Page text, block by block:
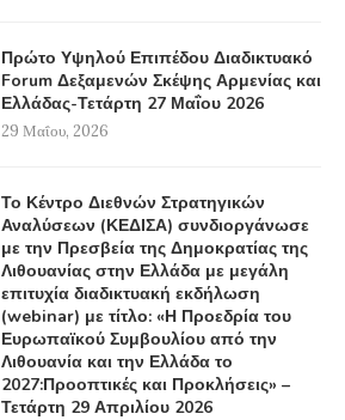
Πρώτο Υψηλού Επιπέδου Διαδικτυακό
Forum Δεξαμενών Σκέψης Αρμενίας και
Ελλάδας-Τετάρτη 27 Μαΐου 2026
29 Μαΐου, 2026
Το Κέντρο Διεθνών Στρατηγικών
Αναλύσεων (ΚΕΔΙΣΑ) συνδιοργάνωσε
με την Πρεσβεία της Δημοκρατίας της
Λιθουανίας στην Ελλάδα με μεγάλη
επιτυχία διαδικτυακή εκδήλωση
(webinar) με τίτλο: «Η Προεδρία του
Ευρωπαϊκού Συμβουλίου από την
Λιθουανία και την Ελλάδα το
2027:Προοπτικές και Προκλήσεις» –
Τετάρτη 29 Απριλίου 2026